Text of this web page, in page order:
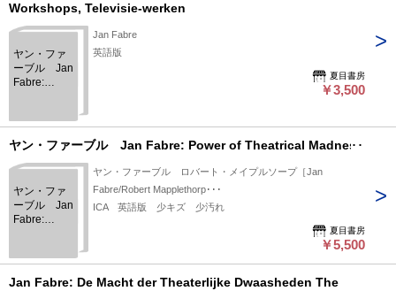
Workshops, Televisie-werken
ヤン・ファ
ーブル Jan
Fabre:
Performances,
Theater-
projekten,
Lezing-
performances,
installaties,
Workshops,
Televisie-
Jan Fabre
英語版
夏目書房
￥3,500
ヤン・ファーブル Jan Fabre: Power of Theatrical Madness
ヤン・ファ
ーブル Jan
Fabre:
Madness
ヤン・ファーブル ロバート・メイプルソープ［Jan
Fabre/Robert Mapplethorp･･･
ICA 英語版 少キズ 少汚れ
夏目書房
￥5,500
Jan Fabre: De Macht der Theaterlijke Dwaasheden The